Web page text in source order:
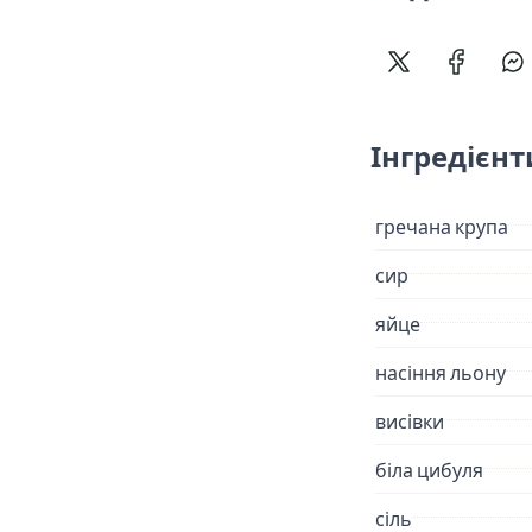
Поділитися в X
гречана крупа
сир
яйце
насіння льону
висівки
біла цибуля
сіль